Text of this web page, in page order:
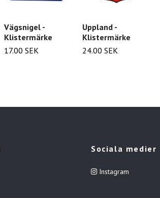
Vägsnigel -
Klistermärke
17.00 SEK
Uppland -
Klistermärke
24.00 SEK
Sociala medier
Instagram